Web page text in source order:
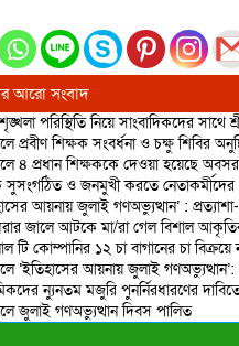
আরো সংবাদ
পরিস্থিতি নিয়ে সাংবাদিকদের সাথে
প্রবীণ শিক্ষক সংবর্ধনা ও চক্ষু শিবির
৪ প্রধান শিক্ষককে দেওয়া হয়েছে
ও জনমুখী করতে
আয়নায় জুলাই গণঅভ্যুত্থান’ :
জালে আটকে মা/রা গেল বিশাল
টি কোম্পানির ১২ চা বাগানের চা
‘ইতিহাসের আয়নায় জুলাই
ন্যুনতম মজুরি পুনর্নিরধারণের
জুলাই গণঅভ্যুত্থান দিবস পালিত